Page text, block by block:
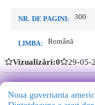
NR. DE PAGINI: 300
LIMBA: Română
Vizualizări:0 29-05-
Noua guvernanta